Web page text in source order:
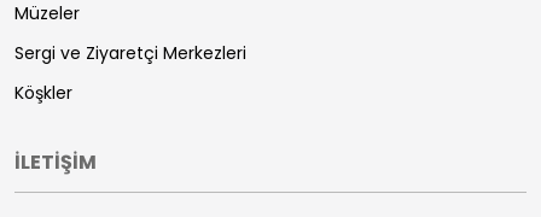
Müzeler
Sergi ve Ziyaretçi Merkezleri
Köşkler
İLETİŞİM